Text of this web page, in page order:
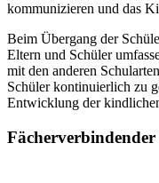
kommunizieren und das
Beim Übergang der
Eltern und Schüler
mit den anderen
Schüler kontinuierlich zu
Entwicklung der